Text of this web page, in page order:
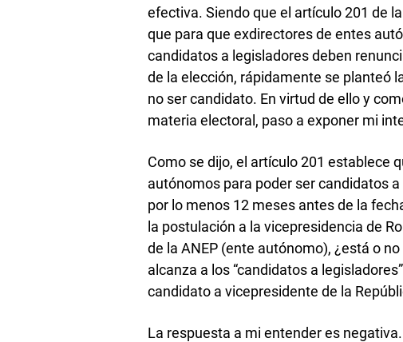
efectiva. Siendo que el artículo 201 de
que para que exdirectores de entes
candidatos a legisladores deben
de la elección, rápidamente se planteó
no ser candidato. En virtud de ello y
materia electoral, paso a exponer mi
Como se dijo, el artículo 201 establece
autónomos para poder ser candidatos
por lo menos 12 meses antes de la
la postulación a la vicepresidencia de
de la ANEP (ente autónomo), ¿está o
alcanza a los “candidatos a
candidato a vicepresidente de la
La respuesta a mi entender es